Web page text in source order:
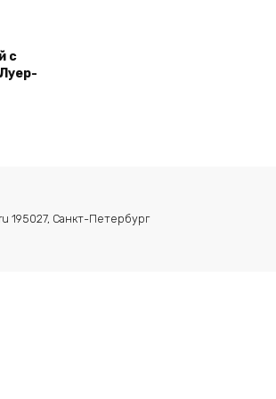
с
195027, Санкт-Петербург